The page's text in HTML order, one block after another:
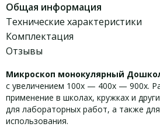
Общая информация
Технические характеристики
Комплектация
Отзывы
Микроскоп монокулярный
с увеличением 100х — 400х — 900х.
применение в школах, кружках и
для лабораторных работ, а также
использования.